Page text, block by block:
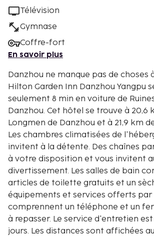
Télévision
Gymnase
Coffre-fort
En savoir plus
Danzhou ne manque pas de choses
Hilton Garden Inn Danzhou Yangpu
seulement 8 min en voiture de
Danzhou. Cet hôtel se trouve à 20,6 km de Mont
Longmen de Danzhou et à 21,9 km
Les chambres climatisées de
invitent à la détente. Des chaînes
à votre disposition et vous invitent
divertissement. Les salles de bain
articles de toilette gratuits et un
équipements et services offerts
comprennent un téléphone et un
à repasser. Le service d'entretien
jours. Les distances sont affichées